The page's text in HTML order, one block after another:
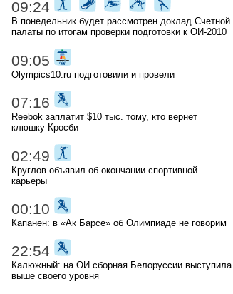
09:24
В понедельник будет рассмотрен доклад Счетной
палаты по итогам проверки подготовки к ОИ-2010
09:05
Olympics10.ru подготовили и провели
07:16
Reebok заплатит $10 тыс. тому, кто вернет
клюшку Кросби
02:49
Круглов объявил об окончании спортивной
карьеры
00:10
Капанен: в «Ак Барсе» об Олимпиаде не говорим
22:54
Калюжный: на ОИ сборная Белоруссии выступила
выше своего уровня